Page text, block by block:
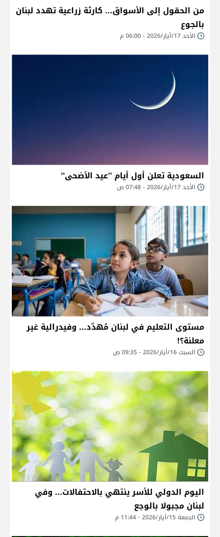
من الحقول إلى الأسواق... كارثة زراعية تهدد لبنان
بالجوع
الأحد 17/أيار/2026 - 06:00 م
السعودية تعلن أول أيام ''عيد الأضحى''
الأحد 17/أيار/2026 - 07:48 ص
مستوى التعليم في لبنان مُهدّد... وفيدرالية غير
معلنة؟!
السبت 16/أيار/2026 - 09:35 ص
اليوم الدولي للأسر ينتهي بالاحتفالات... وفي
لبنان مجبولا بالوجع
الجمعة 15/أيار/2026 - 11:44 م